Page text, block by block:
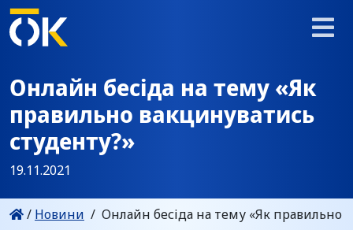
Онлайн бесіда на тему «Як
правильно вакцинуватись
студенту?»
19.11.2021
/ Новини / Онлайн бесіда на тему «Як правильно